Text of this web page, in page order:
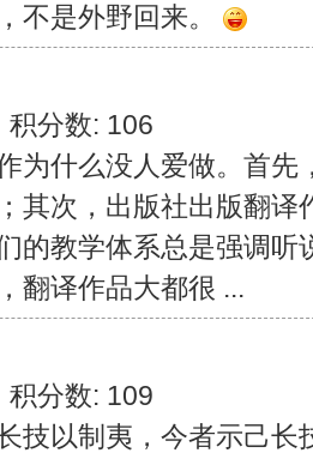
不是外野回来。
积分数: 106
为什么没人爱做。首
其次，出版社出版翻
的教学体系总是强调听
翻译作品大都很 ...
积分数: 109
技以制夷，今者示己长